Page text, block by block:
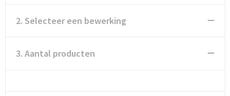
2. Selecteer een bewerking
3. Aantal producten